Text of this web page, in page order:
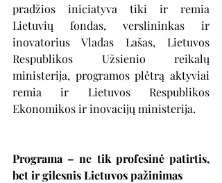
pradžios iniciatyva tiki ir remia
Lietuvių fondas, verslininkas ir
inovatorius Vladas Lašas, Lietuvos
Respublikos Užsienio reikalų
ministerija, programos plėtrą aktyviai
remia ir Lietuvos Respublikos
Ekonomikos ir inovacijų ministerija.
Programa – ne tik profesinė patirtis,
bet ir gilesnis Lietuvos pažinimas